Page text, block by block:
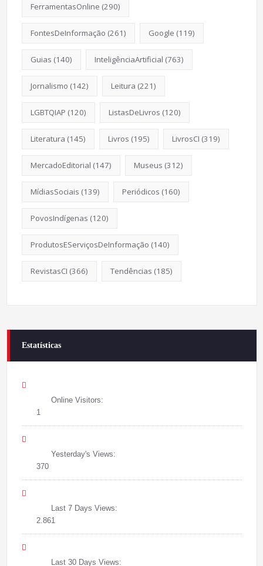
FerramentasOnline (290)
FontesDeInformação (261) Google (119)
Guias (140) InteligênciaArtificial (763)
Jornalismo (142) Leitura (221)
LGBTQIAP (120) ListasDeLivros (120)
Literatura (145) Livros (195) LivrosCI (319)
MercadoEditorial (147) Museus (312)
MídiasSociais (139) Periódicos (160)
PovosIndígenas (120)
ProdutosEServiçosDeInformação (140)
RevistasCI (366) Tendências (185)
Estatísticas
Online Visitors:
1
Yesterday's Views:
370
Last 7 Days Views:
2.861
Last 30 Days Views: